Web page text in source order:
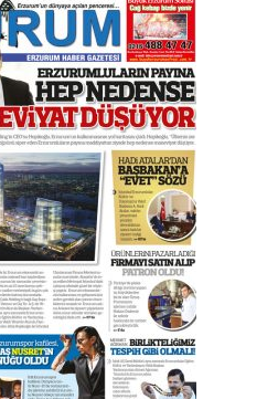
ERKON’da
taşırken,
aşağı
şehir, bir
kimin
BİR ÖMÜR
“NEDEN
YAZICI
bir Alperen…
Hakka yürüdü.!